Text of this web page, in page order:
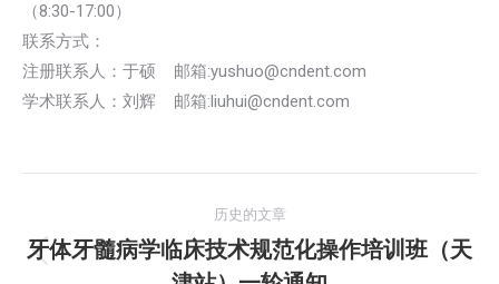
（8:30-17:00）
联系方式：
注册联系人：于硕 邮箱:yushuo@cndent.com
学术联系人：刘辉 邮箱:liuhui@cndent.com
章
历史的文章
历
牙体牙髓病学临床技术规范化操作培训班（天